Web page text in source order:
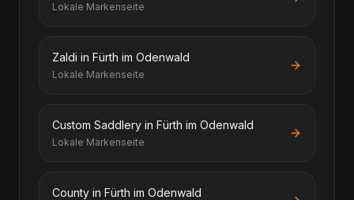
Lokale Markenseite
Zaldi in Fürth im Odenwald
Lokale Markenseite
Custom Saddlery in Fürth im Odenwald
Lokale Markenseite
County in Fürth im Odenwald